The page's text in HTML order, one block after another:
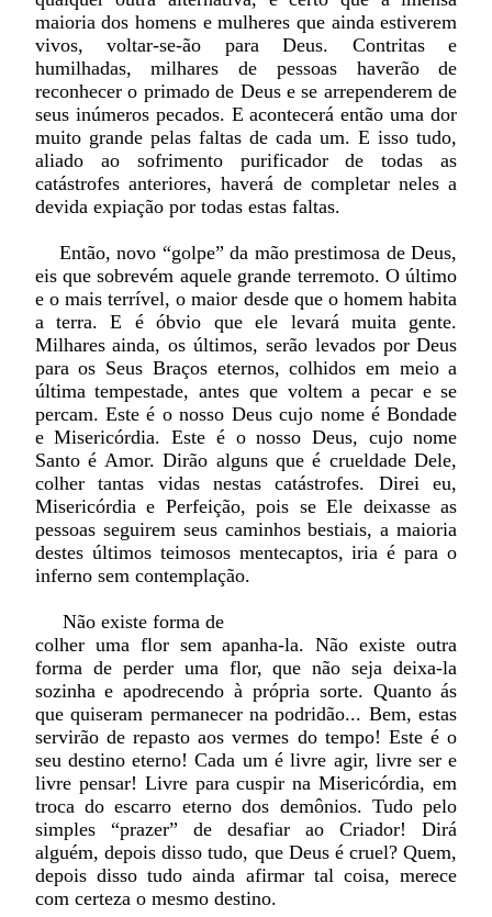
maioria dos homens e mulheres que ainda estiverem
vivos, voltar-se-ão para Deus. Contritas e
humilhadas, milhares de pessoas haverão de
reconhecer o primado de Deus e se arrependerem de
seus inúmeros pecados. E acontecerá então uma dor
muito grande pelas faltas de cada um. E isso tudo,
aliado ao sofrimento purificador de todas as
catástrofes anteriores, haverá de completar neles a
devida expiação por todas estas faltas.
Então, novo “golpe” da mão prestimosa de Deus,
eis que sobrevém aquele grande terremoto. O último
e o mais terrível, o maior desde que o homem habita
a terra. E é óbvio que ele levará muita gente.
Milhares ainda, os últimos, serão levados por Deus
para os Seus Braços eternos, colhidos em meio a
última tempestade, antes que voltem a pecar e se
percam. Este é o nosso Deus cujo nome é Bondade
e Misericórdia. Este é o nosso Deus, cujo nome
Santo é Amor. Dirão alguns que é crueldade Dele,
colher tantas vidas nestas catástrofes. Direi eu,
Misericórdia e Perfeição, pois se Ele deixasse as
pessoas seguirem seus caminhos bestiais, a maioria
destes últimos teimosos mentecaptos, iria é para o
inferno sem contemplação.
Não existe forma de
colher uma flor sem apanha-la. Não existe outra
forma de perder uma flor, que não seja deixa-la
sozinha e apodrecendo à própria sorte. Quanto ás
que quiseram permanecer na podridão... Bem, estas
servirão de repasto aos vermes do tempo! Este é o
seu destino eterno! Cada um é livre agir, livre ser e
livre pensar! Livre para cuspir na Misericórdia, em
troca do escarro eterno dos demônios. Tudo pelo
simples “prazer” de desafiar ao Criador! Dirá
alguém, depois disso tudo, que Deus é cruel? Quem,
depois disso tudo ainda afirmar tal coisa, merece
com certeza o mesmo destino.